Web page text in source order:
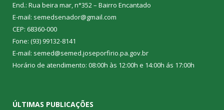
End.: Rua beira mar, n°352 – Bairro Encantado
E-mail: semedsenador@gmail.com
CEP: 68360-000
Fone: (93) 99132-8141
E-mail: semed@semed.joseporfirio.pa.gov.br
Horário de atendimento: 08:00h às 12:00h e 14:00h ás 17:00h
ÚLTIMAS PUBLICAÇÕES